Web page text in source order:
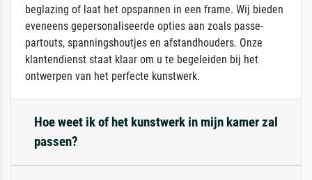
beglazing of laat het opspannen in een frame. Wij bieden
eveneens gepersonaliseerde opties aan zoals passe-
partouts, spanningshoutjes en afstandhouders. Onze
klantendienst staat klaar om u te begeleiden bij het
ontwerpen van het perfecte kunstwerk.
Hoe weet ik of het kunstwerk in mijn kamer zal
passen?